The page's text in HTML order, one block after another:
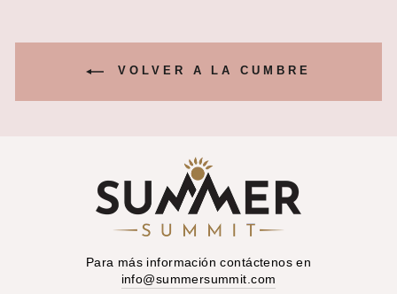
VOLVER A LA CUMBRE
Para más información contáctenos en
info@summersummit.com